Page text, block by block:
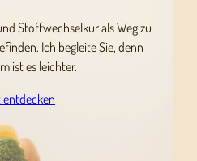
Stoffwechselkur als Weg zu
Ich begleite Sie, denn
ist es leichter.